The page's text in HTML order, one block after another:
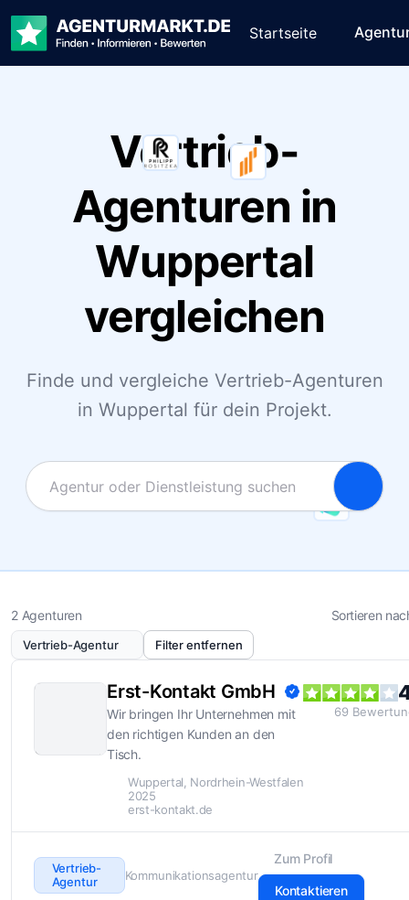
Startseite
Vertrieb-
Agenturen in
Wuppertal
vergleichen
Finde und vergleiche Vertrieb-Agenturen
in Wuppertal für dein Projekt.
2 Agenturen Sortieren
Vertrieb-Agentur Filter entfernen
Erst-Kontakt GmbH
Wir bringen Ihr Unternehmen mit
den richtigen Kunden an den
Tisch.
Wuppertal, Nordrhein-Westfalen
2025
erst-kontakt.de
69
Vertrieb-
Agentur
Kommunikationsagentur
Zum Profil
Kontaktieren